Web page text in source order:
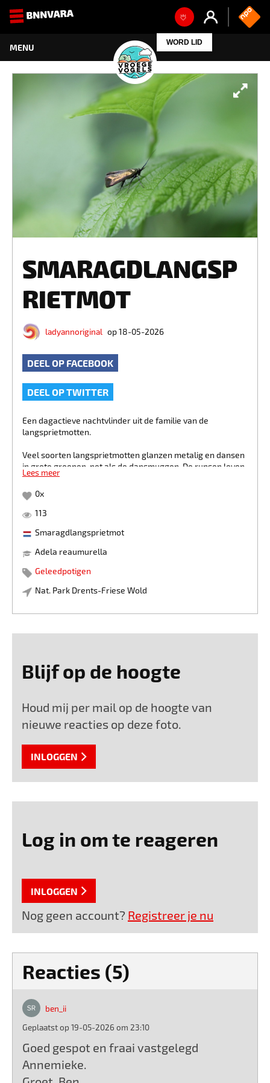
WORD LID
SMARAGDLANGSP
RIETMOT
ladyannoriginal op 18-05-2026
DEEL OP FACEBOOK
DEEL OP TWITTER
Een dagactieve nachtvlinder uit de familie van de
langsprietmotten.
Veel soorten langsprietmotten glanzen metalig en dansen
in grote groepen, net als de dansmuggen. De rupsen leven
van verdord en rottend blad op de grond. Net als bij de
meeste langsprietmotten heeft het mannetje van de
smaragdlangsprietmot, veel langere sprieten dan het
vrouwtje.
verschil. Het mannetje is namelijk ook voorzien van
tamelijk lange, zeer donkerzwarte haren op de kop en het
voorlijf.
Het vrouwtje heeft veel kortere haren en bovendien twee
streepjes met oranje-achtige haren tussen de ogen. Op de
foto staat het vrouwtje afgebeeld.
Deze voorjaarssoort is vooral actief in mei, ook overdag.
Lees meer
0x
113
Smaragdlangsprietmot
Adela reaumurella
Geleedpotigen
Nat. Park Drents-Friese Wold
Blijf op de hoogte
Houd mij per mail op de hoogte van
nieuwe reacties op deze foto.
INLOGGEN
Log in om te reageren
INLOGGEN
Nog geen account? Registreer je nu
Reacties (5)
ben_ii
Geplaatst op 19-05-2026 om 23:10
Goed gespot en fraai vastgelegd
Annemieke.